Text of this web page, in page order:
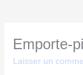
Emporte-
Laisser un